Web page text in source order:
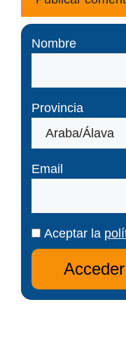
Nombre
Provincia
Email
Aceptar la